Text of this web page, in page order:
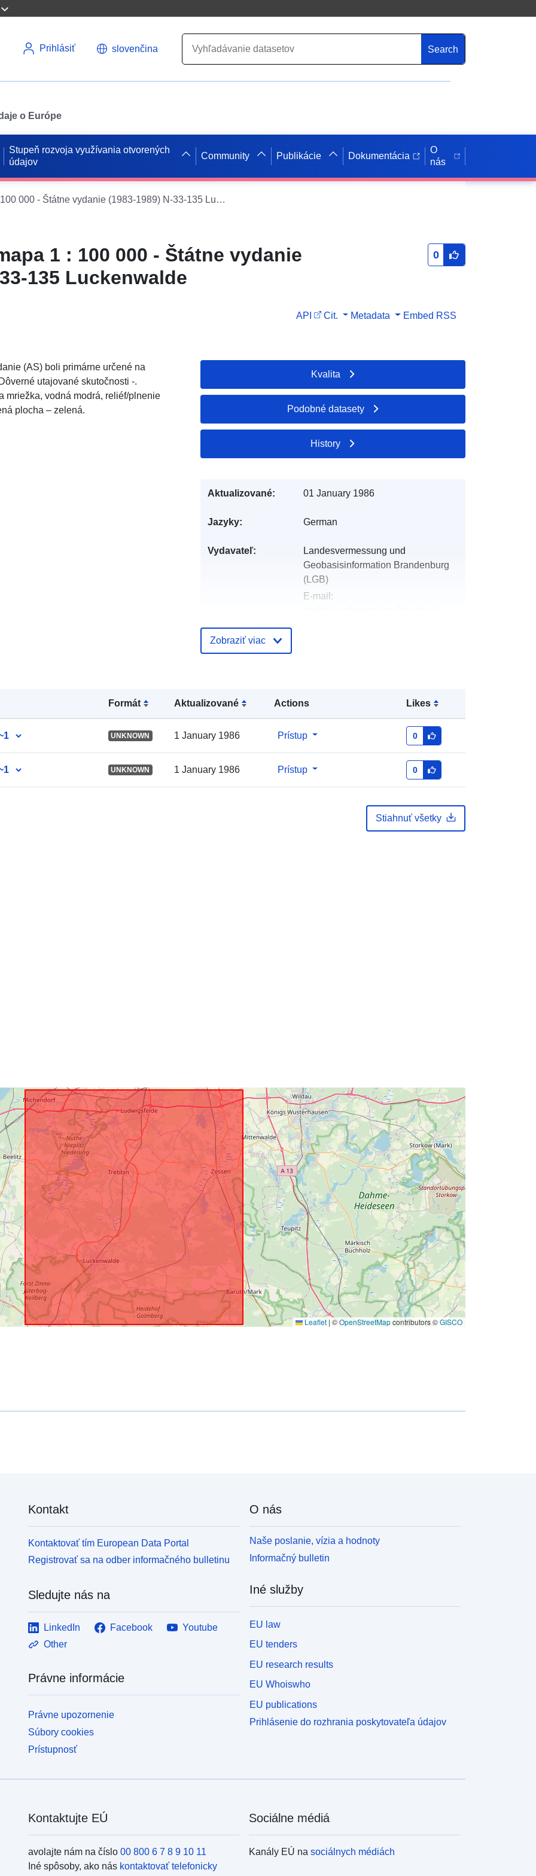
Prihlásiť slovenčina Search
o Európe
Stupeň rozvoja využívania otvorených
údajov
Community Publikácie Dokumentácia
O
nás
Topografická mapa 1 : 100 000 - Štátne vydanie (1983-1989) N-33-135 Luckenwalde
1 : 100 000 - Štátne vydanie
135 Luckenwalde
0
API Cit. Metadata Embed RSS
(AS) boli primárne určené na
utajované skutočnosti -.
mriežka, vodná modrá, reliéf/plnenie
plocha – zelená.
Formát Aktualizované Actions Likes
UNKNOWN 1 January 1986 Prístup 0
UNKNOWN 1 January 1986 Prístup 0
Stiahnuť všetky
Leaflet | ©OpenStreetMapcontributors ©GISCO
Kvalita
Podobné datasety
History
Aktualizované: 01 January 1986
Jazyky: German
Vydavateľ:
Landesvermessung und
Geobasisinformation Brandenburg
(LGB)
E-mail:
Katalógový
25 July 2026
Zemepisné
Súradnice:
Typ:
Eine Auskunft über die Herkunft der
Daten erhalten Sie per Anfrage an
Zobraziť viac
Kontakt
Kontaktovať tím European Data Portal
Registrovať sa na odber informačného bulletinu
Sledujte nás na
LinkedIn Facebook
Youtube
Other
Právne informácie
Právne upozornenie
Súbory cookies
Prístupnosť
O nás
Naše poslanie, vízia a hodnoty
Informačný bulletin
Iné služby
EU law
EU tenders
EU research results
EU Whoiswho
EU publications
Prihlásenie do rozhrania poskytovateľa údajov
Kontaktujte EÚ
avolajte nám na číslo 00 800 6 7 8 9 10 11
Iné spôsoby, ako nás kontaktovať telefonicky
Sociálne médiá
Kanály EÚ nasociálnych médiách